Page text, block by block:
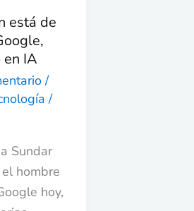
está de
IA
/
/
Sundar
hombre
hoy,